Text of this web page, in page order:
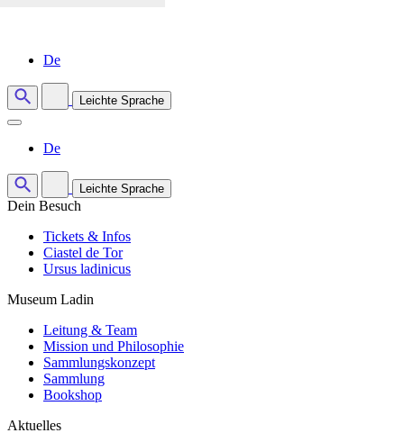
De
Leichte Sprache
De
Leichte Sprache
Dein Besuch
Tickets & Infos
Ciastel de Tor
Ursus ladinicus
Museum Ladin
Leitung & Team
Mission und Philosophie
Sammlungskonzept
Sammlung
Bookshop
Aktuelles